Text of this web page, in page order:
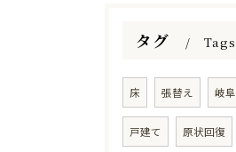
タグ Tags
床 張替え 岐阜
戸建て 原状回復